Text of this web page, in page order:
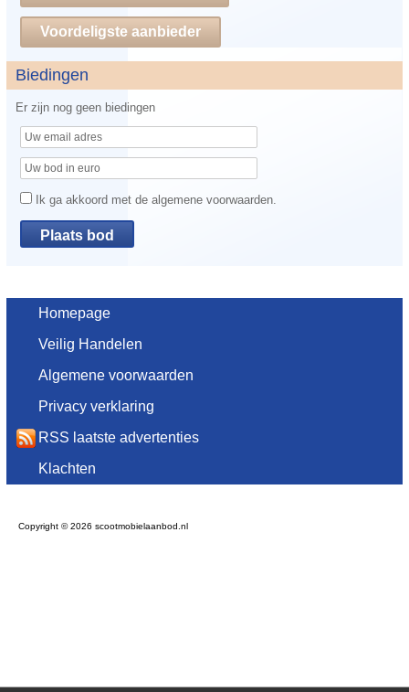
Voordeligste aanbieder
Biedingen
Er zijn nog geen biedingen
Ik ga akkoord met de algemene voorwaarden.
Homepage
Veilig Handelen
Algemene voorwaarden
Privacy verklaring
RSS laatste advertenties
Klachten
Copyright © 2026 scootmobielaanbod.nl